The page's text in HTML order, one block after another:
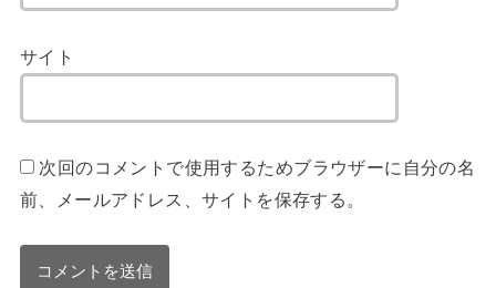
サイト
次回のコメントで使用するためブラウザーに自分の名
前、メールアドレス、サイトを保存する。